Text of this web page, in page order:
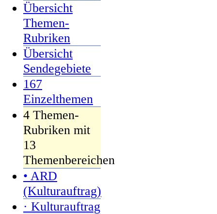
Übersicht
Themen-
Rubriken
Übersicht
Sendegebiete
167
Einzelthemen
4 Themen-
Rubriken mit
13
Themenbereichen
• ARD
(Kulturauftrag)
· Kulturauftrag